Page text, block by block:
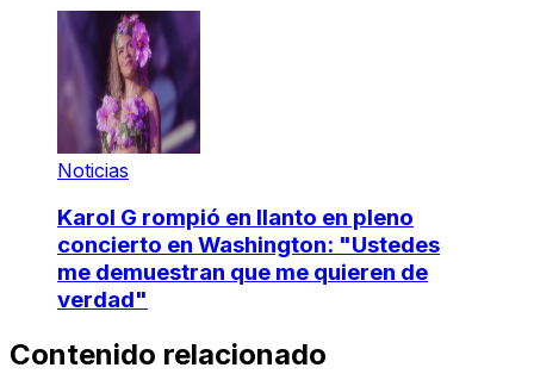
Noticias
Karol G rompió en llanto en pleno
concierto en Washington: "Ustedes
me demuestran que me quieren de
verdad"
Contenido relacionado